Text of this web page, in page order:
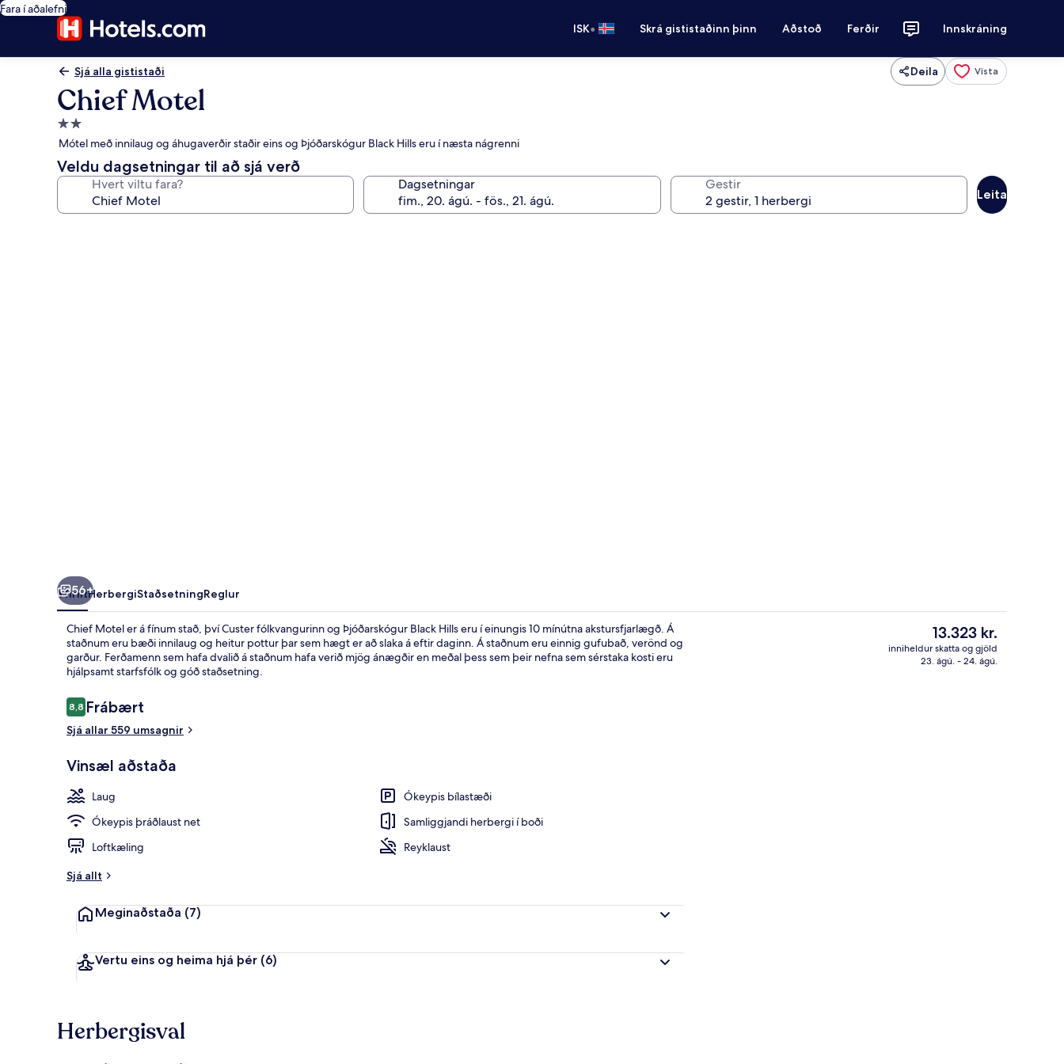
Fara í aðalefni
ISK• Skrá gististaðinn þinn Aðstoð Ferðir Innskráning
Sjá alla gististaði Deila Vista
Chief Motel
2.0
stjörnu
gististaður
Mótel með innilaug og áhugaverðir staðir eins og Þjóðarskógur Black Hills eru í næsta nágrenni
Veldu dagsetningar til að sjá verð
Hvert viltu fara? Dagsetningar Gestir
Leita
Herbergi með tvíbreiðu rúmi - 2 meðalstór tvíbreið rúm | Straujárn/strauborð, ókeypis
56+
YfirlitHerbergiStaðsetningReglur
Chief Motel er á fínum stað, því Custer fólkvangurinn og Þjóðarskógur Black Hills eru í einungis 10 mínútna akstursfjarlægð. Á
staðnum eru bæði innilaug og heitur pottur þar sem hægt er að slaka á eftir daginn. Á staðnum eru einnig gufubað, verönd og
garður. Ferðamenn sem hafa dvalið á staðnum hafa verið mjög ánægðir en meðal þess sem þeir nefna sem sérstaka kosti eru
hjálpsamt starfsfólk og góð staðsetning.
Umsagnir
8,88,8 af 10
Frábært
Sjá allar 559 umsagnir
Vinsæl aðstaða
Laug
Ókeypis bílastæði
Ókeypis þráðlaust net
Samliggjandi herbergi í boði
Loftkæling
Reyklaust
Sjá allt
Meginaðstaða (7)
Vertu eins og heima hjá þér (6)
Núverandi
verð
er
13.323 kr.
inniheldur skatta og gjöld
23. ágú. - 24. ágú.
Herbergisval